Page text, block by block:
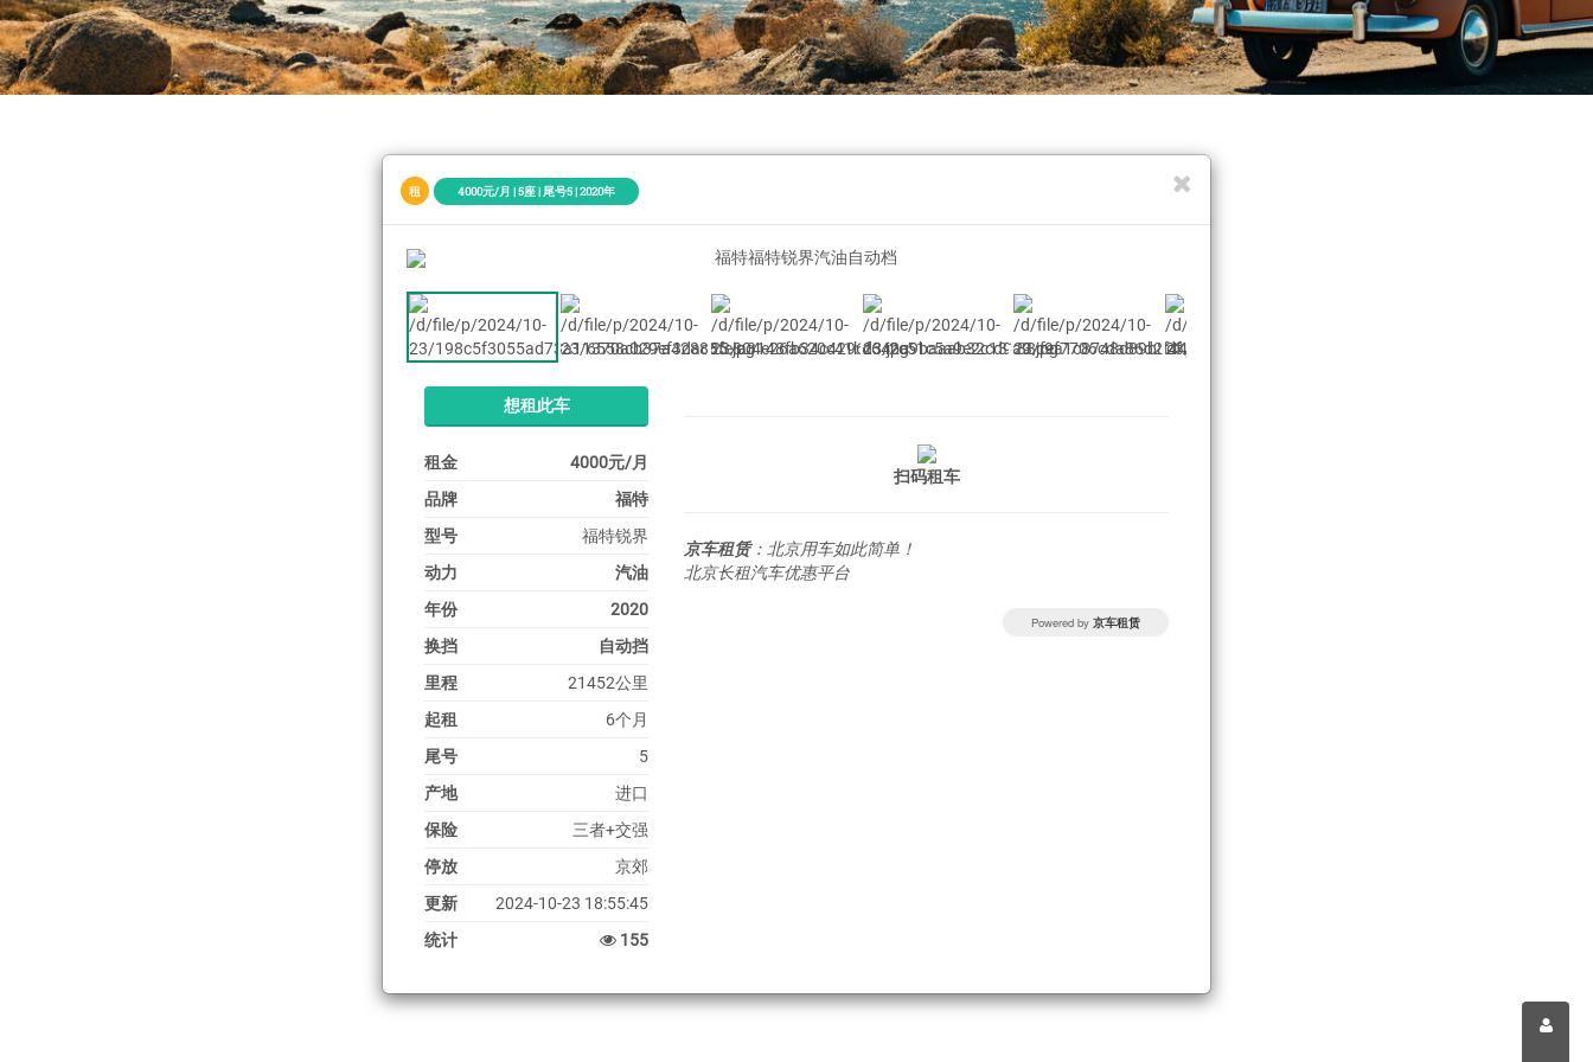
租 4000元/月 | 5座 | 尾号5 | 2020年
想租此车
租金
4000元/月
品牌
福特
型号
福特锐界
动力
汽油
年份
2020
换挡
自动挡
里程
21452公里
起租
6个月
尾号
5
产地
进口
保险
三者+交强
停放
京郊
更新
2024-10-23 18:55:45
统计
155
扫码租车
京车租赁：北京用车如此简单！
北京长租汽车优惠平台
Powered by 京车租赁